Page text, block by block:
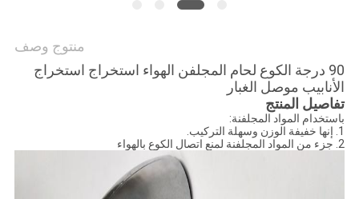
منتوج وصف
90 درجة الكوع لحام المجلفن الهواء استخراج استخراج
الأنابيب موصل الغبار
تفاصيل المنتج
باستخدام المواد المجلفنة:
1. إنها خفيفة الوزن وسهلة التركيب.
2. جزء من المواد المجلفنة لمنع اتصال الكوع بالهواء